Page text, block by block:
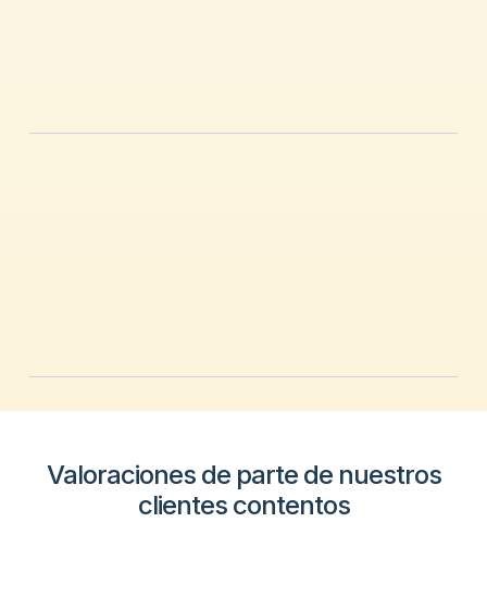
Valoraciones de parte de nuestros
clientes contentos